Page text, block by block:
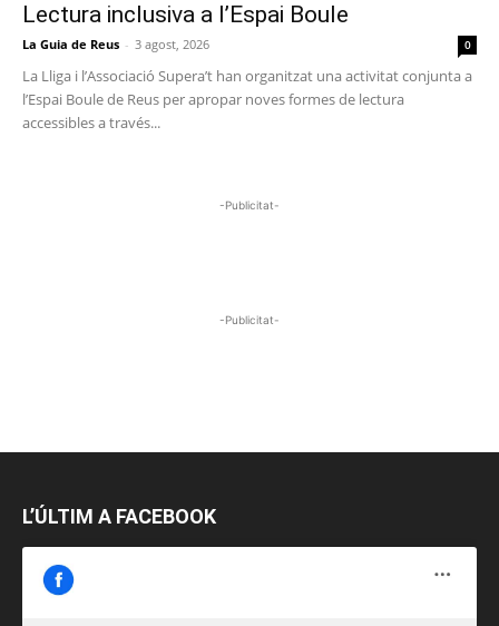
Lectura inclusiva a l’Espai Boule
La Guia de Reus - 3 agost, 2026 0
La Lliga i l’Associació Supera’t han organitzat una activitat conjunta a
l’Espai Boule de Reus per apropar noves formes de lectura
accessibles a través...
-Publicitat-
-Publicitat-
L’ÚLTIM A FACEBOOK